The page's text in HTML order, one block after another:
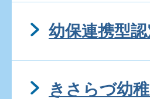
幼保連携型
きさらづ幼